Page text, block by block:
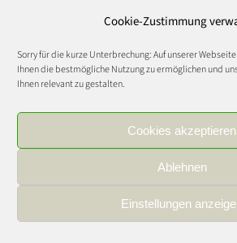
Cookie-Zustimmung
Sorry für die kurze Unterbrechung: Auf unserer
Ihnen die bestmögliche Nutzung zu ermöglichen und
Ihnen relevant zu gestalten.
Cookies akzeptieren
Ablehnen
Einstellungen
zeigte. Nach Entwicklungen, die
Geflügel und Fisch) „the next big
Markttrends und
pflanzlichen und alternativen
Technologische Innovationen:
der Entwicklung von Plant-Based-
Präzisionsfermentation.